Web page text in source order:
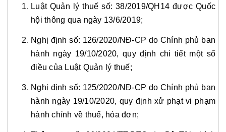
Luật Quản lý thuế số: 38/2019/QH14 được Quốc
hội thông qua ngày 13/6/2019;
Nghị định số: 126/2020/NĐ-CP do Chính phủ ban
hành ngày 19/10/2020, quy định chi tiết một số
điều của Luật Quản lý thuế;
Nghị định số: 125/2020/NĐ-CP do Chính phủ ban
hành ngày 19/10/2020, quy định xử phạt vi phạm
hành chính về thuế, hóa đơn;